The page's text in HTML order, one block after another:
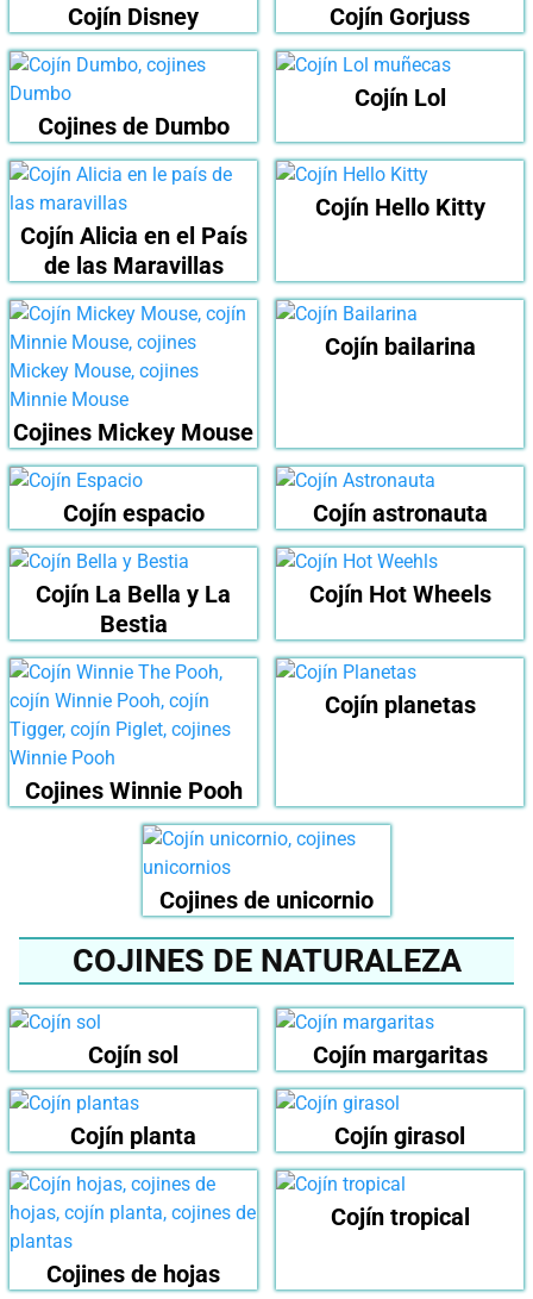
Cojín Disney Cojín Gorjuss
Cojines de Dumbo
Cojín Lol
Cojín Alicia en el País
de las Maravillas
Cojín Hello Kitty
Cojines Mickey Mouse
Cojín bailarina
Cojín espacio Cojín astronauta
Cojín La Bella y La
Bestia
Cojín Hot Wheels
Cojines Winnie Pooh
Cojín planetas
Cojines de unicornio
COJINES DE NATURALEZA
Cojín sol Cojín margaritas
Cojín planta Cojín girasol
Cojines de hojas
Cojín tropical